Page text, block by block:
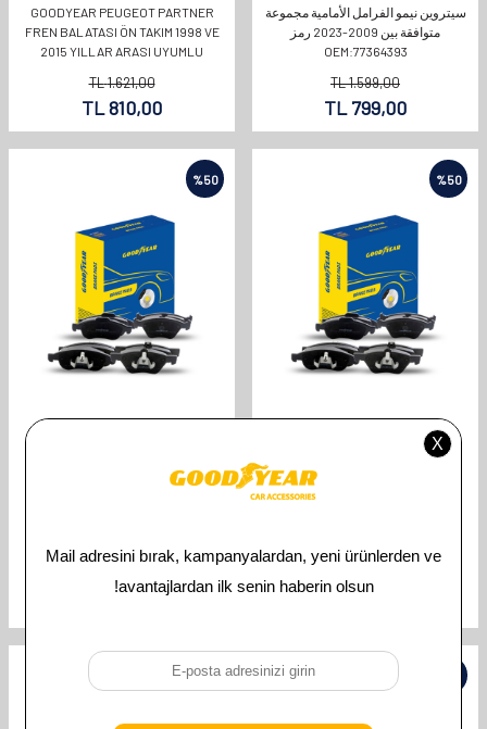
سيتروين نيمو الفرامل الأمامية مجموعة
متوافقة بين 2009-2023 رمز
OEM:77364393
1.599,00
TL
799,00
TL
GOODYEAR PEUGEOT PARTNER
FREN BALATASI ÖN TAKIM 1998 VE
2015 YILLAR ARASI UYUMLU
1.621,00
TL
810,00
TL
%50
SONRASI YILLAR ARASI UYUMLU
OEMKODU:1646186180
TL
%50
SONRASI YILLAR ARASI UYUMLU
OEMKODU:1646186180
1.621,00
%50